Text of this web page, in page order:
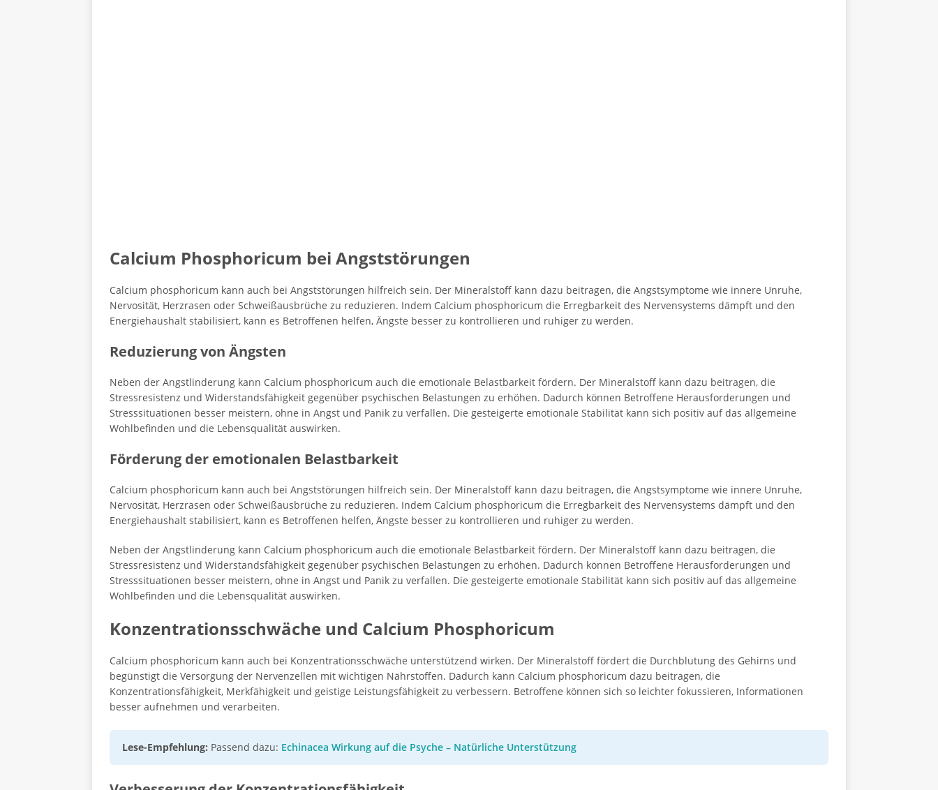
Calcium Phosphoricum bei Angststörungen
Calcium phosphoricum kann auch bei Angststörungen hilfreich sein. Der Mineralstoff kann dazu beitragen, die Angstsymptome wie innere Unruhe,
Nervosität, Herzrasen oder Schweißausbrüche zu reduzieren. Indem Calcium phosphoricum die Erregbarkeit des Nervensystems dämpft und den
Energiehaushalt stabilisiert, kann es Betroffenen helfen, Ängste besser zu kontrollieren und ruhiger zu werden.
Reduzierung von Ängsten
Neben der Angstlinderung kann Calcium phosphoricum auch die emotionale Belastbarkeit fördern. Der Mineralstoff kann dazu beitragen, die
Stressresistenz und Widerstandsfähigkeit gegenüber psychischen Belastungen zu erhöhen. Dadurch können Betroffene Herausforderungen und
Stresssituationen besser meistern, ohne in Angst und Panik zu verfallen. Die gesteigerte emotionale Stabilität kann sich positiv auf das allgemeine
Wohlbefinden und die Lebensqualität auswirken.
Förderung der emotionalen Belastbarkeit
Calcium phosphoricum kann auch bei Angststörungen hilfreich sein. Der Mineralstoff kann dazu beitragen, die Angstsymptome wie innere Unruhe,
Nervosität, Herzrasen oder Schweißausbrüche zu reduzieren. Indem Calcium phosphoricum die Erregbarkeit des Nervensystems dämpft und den
Energiehaushalt stabilisiert, kann es Betroffenen helfen, Ängste besser zu kontrollieren und ruhiger zu werden.
Neben der Angstlinderung kann Calcium phosphoricum auch die emotionale Belastbarkeit fördern. Der Mineralstoff kann dazu beitragen, die
Stressresistenz und Widerstandsfähigkeit gegenüber psychischen Belastungen zu erhöhen. Dadurch können Betroffene Herausforderungen und
Stresssituationen besser meistern, ohne in Angst und Panik zu verfallen. Die gesteigerte emotionale Stabilität kann sich positiv auf das allgemeine
Wohlbefinden und die Lebensqualität auswirken.
Konzentrationsschwäche und Calcium Phosphoricum
Calcium phosphoricum kann auch bei Konzentrationsschwäche unterstützend wirken. Der Mineralstoff fördert die Durchblutung des Gehirns und
begünstigt die Versorgung der Nervenzellen mit wichtigen Nährstoffen. Dadurch kann Calcium phosphoricum dazu beitragen, die
Konzentrationsfähigkeit, Merkfähigkeit und geistige Leistungsfähigkeit zu verbessern. Betroffene können sich so leichter fokussieren, Informationen
besser aufnehmen und verarbeiten.
Lese-Empfehlung: Passend dazu: Echinacea Wirkung auf die Psyche – Natürliche Unterstützung